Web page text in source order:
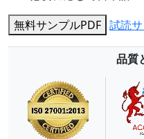
無料サンプルPDF 試読
品質